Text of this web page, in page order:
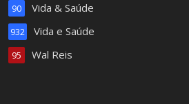
Vida & Saúde
90
Vida e Saúde
932
Wal Reis
95